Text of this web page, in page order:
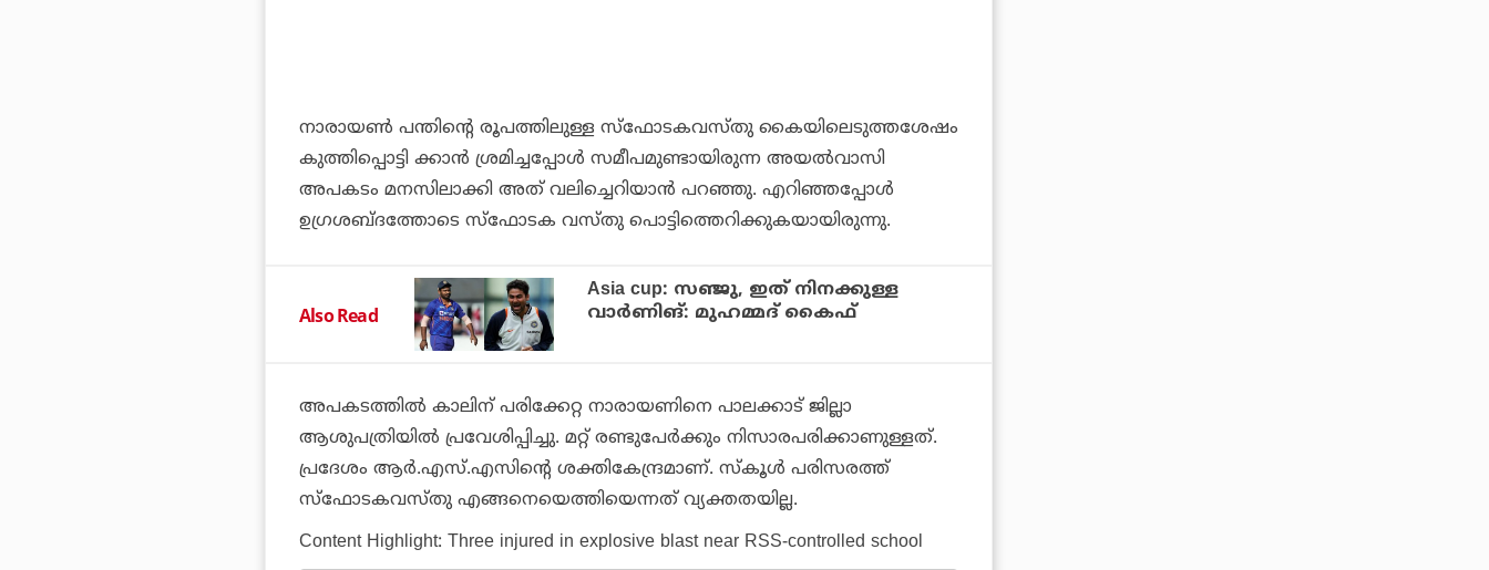
നാരായണ്‍ പന്തിന്റെ രൂപത്തിലുള്ള സ്‌ഫോടകവസ്തു കൈയിലെടുത്തശേഷം
കുത്തിപ്പൊട്ടി ക്കാന്‍ ശ്രമിച്ചപ്പോള്‍ സമീപമുണ്ടായിരുന്ന അയല്‍വാസി
അപകടം മനസിലാക്കി അത് വലിച്ചെറിയാന്‍ പറഞ്ഞു. എറിഞ്ഞപ്പോള്‍
ഉഗ്രശബ്ദത്തോടെ സ്‌ഫോടക വസ്തു പൊട്ടിത്തെറിക്കുകയായിരുന്നു.
Also Read
Asia cup: സഞ്ജു, ഇത് നിനക്കുള്ള
വാര്‍ണിങ്: മുഹമ്മദ് കൈഫ്
അപകടത്തില്‍ കാലിന് പരിക്കേറ്റ നാരായണിനെ പാലക്കാട് ജില്ലാ
ആശുപത്രിയില്‍ പ്രവേശിപ്പിച്ചു. മറ്റ് രണ്ടുപേര്‍ക്കും നിസാരപരിക്കാണുള്ളത്.
പ്രദേശം ആര്‍.എസ്.എസിന്റെ ശക്തികേന്ദ്രമാണ്. സ്‌കൂള്‍ പരിസരത്ത്
സ്‌ഫോടകവസ്തു എങ്ങനെയെത്തിയെന്നത് വ്യക്തതയില്ല.
Content Highlight: Three injured in explosive blast near RSS-controlled school